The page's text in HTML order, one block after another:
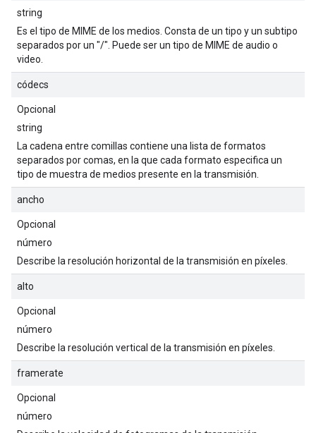
string
Es el tipo de MIME de los medios. Consta de un tipo y un subtipo
separados por un "/". Puede ser un tipo de MIME de audio o
video.
códecs
Opcional
string
La cadena entre comillas contiene una lista de formatos
separados por comas, en la que cada formato especifica un
tipo de muestra de medios presente en la transmisión.
ancho
Opcional
número
Describe la resolución horizontal de la transmisión en píxeles.
alto
Opcional
número
Describe la resolución vertical de la transmisión en píxeles.
framerate
Opcional
número